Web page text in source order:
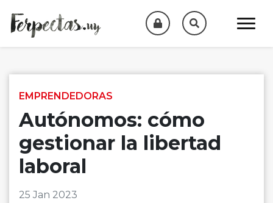
EMPRENDEDORAS
Autónomos: cómo
gestionar la libertad
laboral
25 Jan 2023